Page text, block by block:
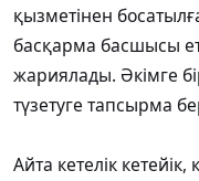
қызметінен
басқарма басшысы
жариялады. Әкімге
түзетуге тапсырма
Айта кетелік